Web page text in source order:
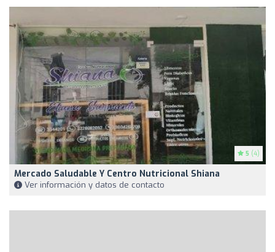
5 (4)
Mercado Saludable Y Centro Nutricional Shiana
Ver información y datos de contacto